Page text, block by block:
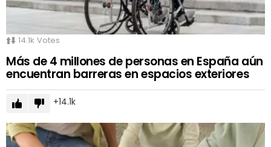
14.1k Votes
Más de 4 millones de personas en España aún
encuentran barreras en espacios exteriores
14.1k